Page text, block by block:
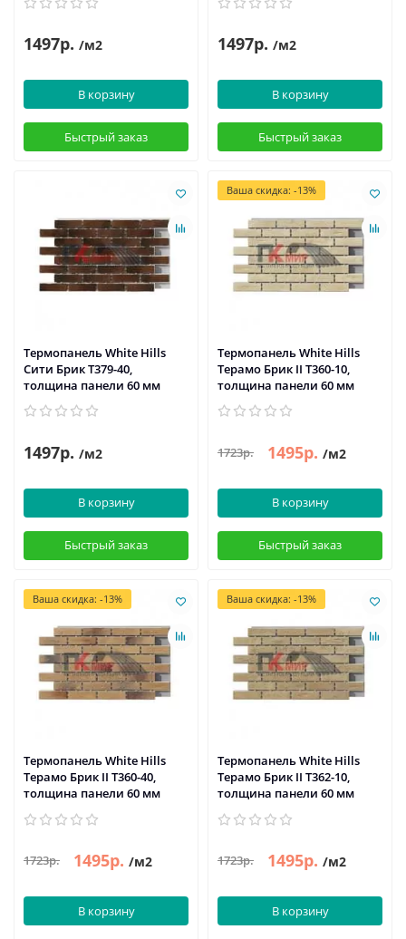
1497р. /м2
В корзину
Быстрый заказ
1497р. /м2
В корзину
Быстрый заказ
Термопанель White Hills
Сити Брик Т379-40,
толщина панели 60 мм
1497р. /м2
В корзину
Быстрый заказ
Ваша скидка: -13%
Термопанель White Hills
Терамо Брик II Т360-10,
толщина панели 60 мм
1723р. 1495р. /м2
В корзину
Быстрый заказ
Ваша скидка: -13%
Термопанель White Hills
Терамо Брик II Т360-40,
толщина панели 60 мм
1723р. 1495р. /м2
В корзину
Ваша скидка: -13%
Термопанель White Hills
Терамо Брик II Т362-10,
толщина панели 60 мм
1723р. 1495р. /м2
В корзину